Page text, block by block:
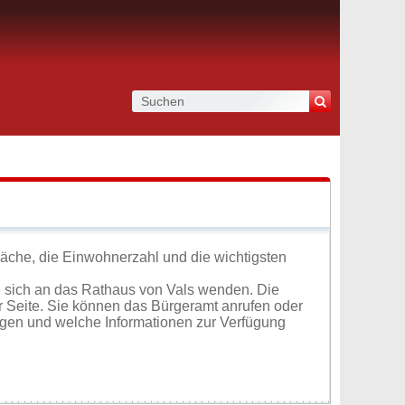
die Einwohnerzahl und die wichtigsten
an das Rathaus von Vals wenden. Die
Sie können das Bürgeramt anrufen oder
und welche Informationen zur Verfügung